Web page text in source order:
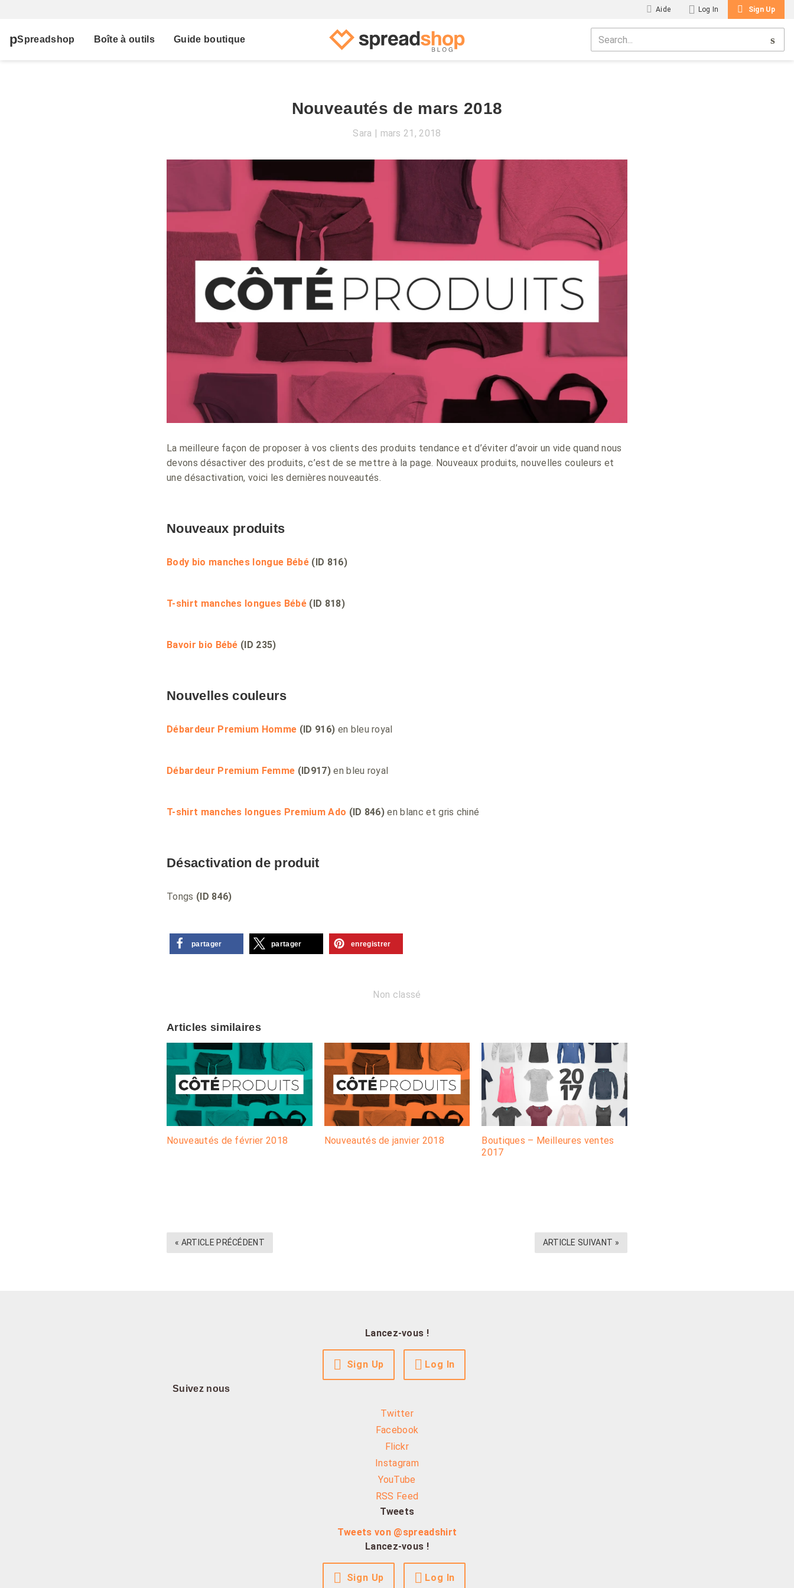
Aide Log In Sign Up
Spreadshop Boîte à outils Guide boutique
Nouveautés de mars 2018
Sara mars 21, 2018
La meilleure façon de proposer à vos clients des produits tendance et d’éviter d’avoir un vide quand nous
devons désactiver des produits, c’est de se mettre à la page. Nouveaux produits, nouvelles couleurs et
une désactivation, voici les dernières nouveautés.
Nouveaux produits
Body bio manches longue Bébé (ID 816)
T-shirt manches longues Bébé (ID 818)
Bavoir bio Bébé (ID 235)
Nouvelles couleurs
Débardeur Premium Homme (ID 916) en bleu royal
Débardeur Premium Femme (ID917)en bleu royal
T-shirt manches longues Premium Ado (ID 846) en blanc et gris chiné
Désactivation de produit
Tongs (ID 846)
partager partager enregistrer
Non classé
Articles similaires
Nouveautés de février 2018 Nouveautés de janvier 2018
Boutiques – Meilleures ventes
2017
ARTICLE SUIVANT »
« ARTICLE PRÉCÉDENT
Lancez-vous !
Sign Up Log In
Suivez nous
Twitter
Facebook
Flickr
Instagram
YouTube
RSS Feed
Tweets
Tweets von @spreadshirt
Lancez-vous !
Sign Up Log In